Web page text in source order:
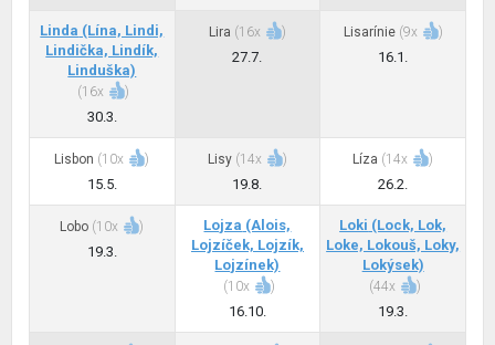
Linda (Lína, Lindi,
Lindička, Lindík,
Linduška)
(16x )
30.3.
Lira (16x )
27.7.
Lisarínie (9x )
16.1.
Lisbon (10x )
15.5.
Lisy (14x )
19.8.
Líza (14x )
26.2.
Lobo (10x )
19.3.
Lojza (Alois,
Lojzíček, Lojzík,
Lojzínek)
(10x )
16.10.
Loki (Lock, Lok,
Loke, Lokouš, Loky,
Lokýsek)
(44x )
19.3.